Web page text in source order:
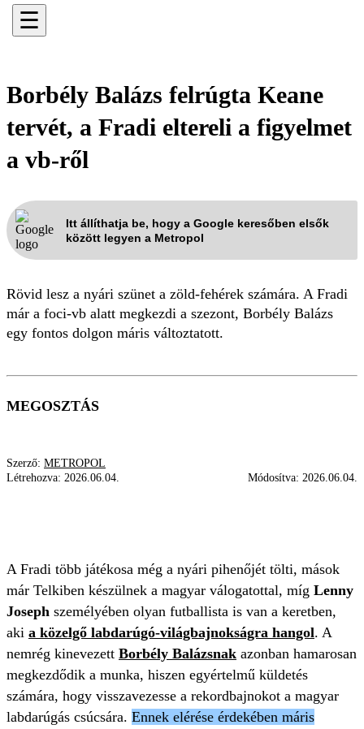
☰
Borbély Balázs felrúgta Keane
tervét, a Fradi eltereli a figyelmet
a vb-ről
Itt állíthatja be, hogy a Google keresőben elsők
között legyen a Metropol
Rövid lesz a nyári szünet a zöld-fehérek számára. A Fradi
már a foci-vb alatt megkezdi a szezont, Borbély Balázs
egy fontos dolgon máris változtatott.
MEGOSZTÁS
Szerző: METROPOL
Létrehozva: 2026.06.04. Módosítva: 2026.06.04.
A Fradi több játékosa még a nyári pihenőjét tölti, mások
már Telkiben készülnek a magyar válogatottal, míg Lenny
Joseph személyében olyan futballista is van a keretben,
aki a közelgő labdarúgó-világbajnokságra hangol. A
nemrég kinevezett Borbély Balázsnak azonban hamarosan
megkezdődik a munka, hiszen egyértelmű küldetés
számára, hogy visszavezesse a rekordbajnokot a magyar
labdarúgás csúcsára. Ennek elérése érdekében máris